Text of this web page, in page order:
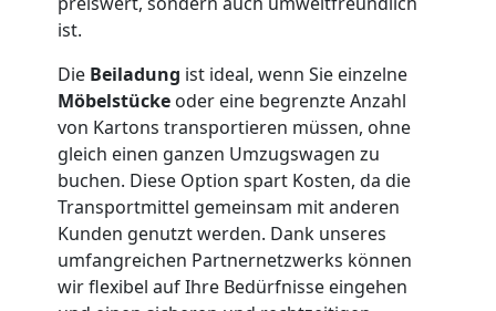
ist.
Die Beiladung ist ideal, wenn Sie einzelne
Möbelstücke oder eine begrenzte Anzahl
von Kartons transportieren müssen, ohne
gleich einen ganzen Umzugswagen zu
buchen. Diese Option spart Kosten, da die
Transportmittel gemeinsam mit anderen
Kunden genutzt werden. Dank unseres
umfangreichen Partnernetzwerks können
wir flexibel auf Ihre Bedürfnisse eingehen
Wolfsberg
Klaviertransport
Wolfsberg
Privatumzug